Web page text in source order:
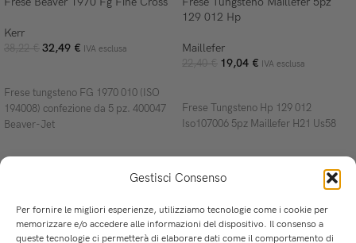
Gestisci Consenso
Per fornire le migliori esperienze, utilizziamo tecnologie come i cookie per
memorizzare e/o accedere alle informazioni del dispositivo. Il consenso a
queste tecnologie ci permetterà di elaborare dati come il comportamento di
Kerr
38,22€ 32,49 € IVA esclusa
Frese tungsteno FG 1970 010 (ISO
194008) confezione da 5 pz. 400047
Beaver-Jet
129 012 Hp
Maillefer
22,40€ 19,04 € IVA esclusa
Frese Tungsteno Hp 129 012
Iso107006 5pz Maillefer H21 Us58